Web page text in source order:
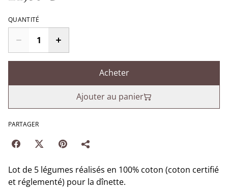
QUANTITÉ
Acheter
Ajouter au panier
PARTAGER
Lot de 5 légumes réalisés en 100% coton (coton certifié
et réglementé) pour la dînette.